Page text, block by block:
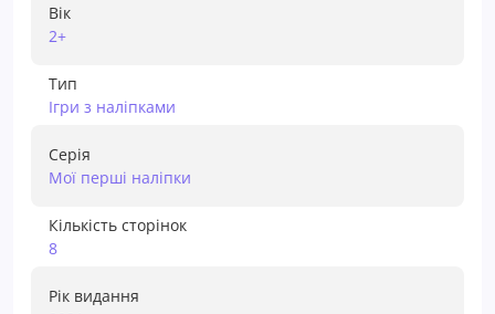
Вік
2+
Тип
Ігри з наліпками
Серія
Мої перші наліпки
Кількість сторінок
8
Рік видання